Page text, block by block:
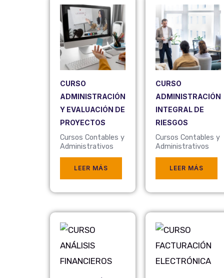
CURSO
ADMINISTRACIÓN
Y EVALUACIÓN DE
PROYECTOS
Cursos Contables y
Administrativos
LEER MÁS
CURSO
ADMINISTRACIÓN
INTEGRAL DE
RIESGOS
Cursos Contables y
Administrativos
LEER MÁS